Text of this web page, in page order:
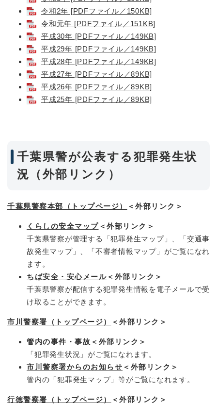
令和2年 [PDFファイル／150KB]
令和元年 [PDFファイル／151KB]
平成30年 [PDFファイル／149KB]
平成29年 [PDFファイル／149KB]
平成28年 [PDFファイル／149KB]
平成27年 [PDFファイル／89KB]
平成26年 [PDFファイル／89KB]
平成25年 [PDFファイル／89KB]
千葉県警が公表する犯罪発生状
況（外部リンク）
千葉県警察本部（トップページ） ＜外部リンク＞
くらしの安全マップ ＜外部リンク＞
千葉県警察が管理する「犯罪発生マップ」、「交通事
故発生マップ」、「不審者情報マップ」がご覧になれ
ます。
ちば安全・安心メール＜外部リンク＞
千葉県警察が配信する犯罪発生情報を電子メールで受
け取ることができます。
市川警察署（トップページ） ＜外部リンク＞
管内の事件・事故 ＜外部リンク＞
「犯罪発生状況」がご覧になれます。
市川警察署からのお知らせ ＜外部リンク＞
管内の「犯罪発生マップ」等がご覧になれます。
行徳警察署（トップページ） ＜外部リンク＞